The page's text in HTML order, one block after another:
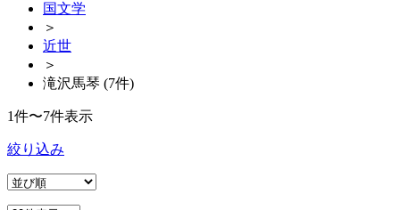
国文学
＞
近世
＞
滝沢馬琴 (7件)
1件〜7件表示
絞り込み